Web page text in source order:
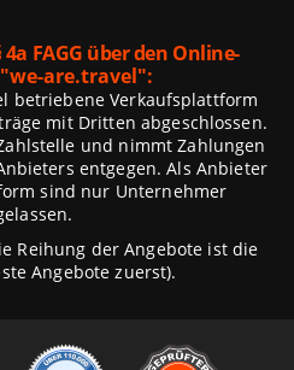
FAGG über den Online-
"we-are.travel":
betriebene Verkaufsplattform
mit Dritten abgeschlossen.
und nimmt Zahlungen
entgegen. Als Anbieter
sind nur Unternehmer
Reihung der Angebote ist die
Angebote zuerst).